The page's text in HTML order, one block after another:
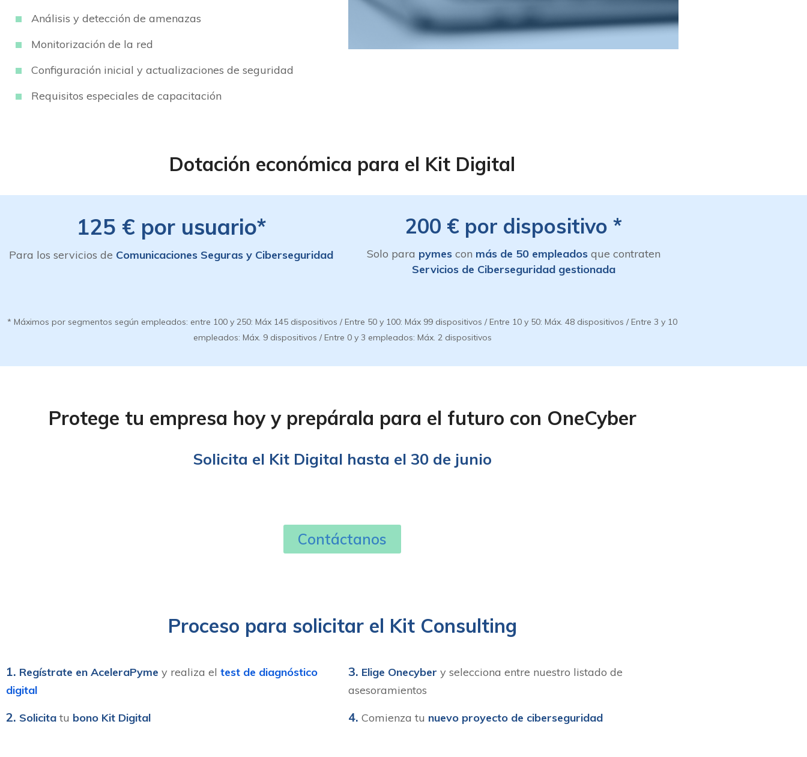
Análisis y detección de amenazas
Monitorización de la red
Configuración inicial y actualizaciones de seguridad
Requisitos especiales de capacitación
Dotación económica para el Kit Digital
125 € por usuario*
Para los servicios de Comunicaciones Seguras y Ciberseguridad
200 € por dispositivo *
Solo para pymes con más de 50 empleados que contraten
Servicios de Ciberseguridad gestionada
* Máximos por segmentos según empleados: entre 100 y 250: Máx 145 dispositivos / Entre 50 y 100: Máx 99 dispositivos / Entre 10 y 50: Máx. 48 dispositivos / Entre 3 y 10
empleados: Máx. 9 dispositivos / Entre 0 y 3 empleados: Máx. 2 dispositivos
Protege tu empresa hoy y prepárala para el futuro con OneCyber
Solicita el Kit Digital hasta el 30 de junio
Contáctanos
Proceso para solicitar el Kit Consulting
1. Regístrate en AceleraPyme y realiza el test de diagnóstico
digital
2. Solicita tu bono Kit Digital
3. Elige Onecyber y selecciona entre nuestro listado de
asesoramientos
4. Comienza tu nuevo proyecto de ciberseguridad